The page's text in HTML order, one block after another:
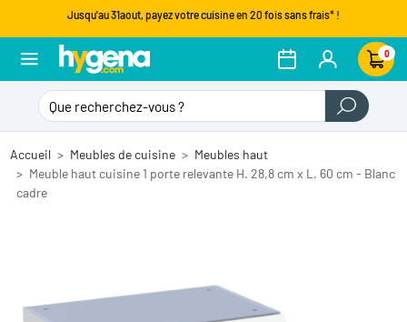
Jusqu'au 31aout, payez votre cuisine en 20 fois sans frais* !
0
Accueil Meubles de cuisine
Meubles haut
Meuble haut cuisine 1 porte relevante H. 28,8 cm x L. 60 cm - Blanc
cadre